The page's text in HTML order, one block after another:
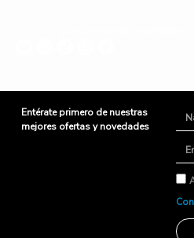
Entérate primero de nuestras
mejores ofertas y novedades